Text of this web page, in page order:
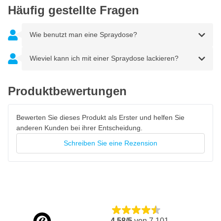
Häufig gestellte Fragen
Wie benutzt man eine Spraydose?
Wieviel kann ich mit einer Spraydose lackieren?
Produktbewertungen
Bewerten Sie dieses Produkt als Erster und helfen Sie
anderen Kunden bei ihrer Entscheidung.
Schreiben Sie eine Rezension